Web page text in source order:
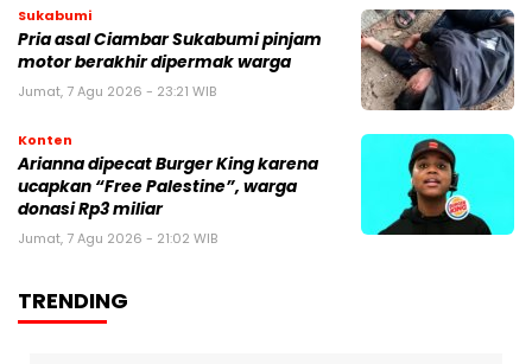
Sukabumi
Pria asal Ciambar Sukabumi pinjam
motor berakhir dipermak warga
Jumat, 7 Agu 2026 - 23:21 WIB
Konten
Arianna dipecat Burger King karena
ucapkan “Free Palestine”, warga
donasi Rp3 miliar
Jumat, 7 Agu 2026 - 21:02 WIB
TRENDING